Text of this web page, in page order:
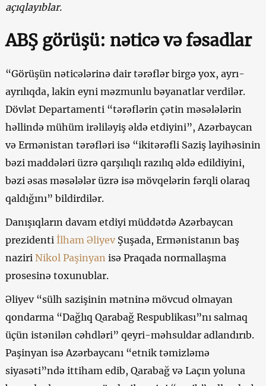
açıqlayıblar.
ABŞ görüşü: nəticə və fəsadlar
“Görüşün nəticələrinə dair tərəflər birgə yox, ayrı-
ayrılıqda, lakin eyni məzmunlu bəyanatlar verdilər.
Dövlət Departamenti “tərəflərin çətin məsələlərin
həllində mühüm irəliləyiş əldə etdiyini”, Azərbaycan
və Ermənistan tərəfləri isə “ikitərəfli Saziş layihəsinin
bəzi maddələri üzrə qarşılıqlı razılıq əldə edildiyini,
bəzi əsas məsələlər üzrə isə mövqelərin fərqli olaraq
qaldığını” bildirdilər.
Danışıqların davam etdiyi müddətdə Azərbaycan
prezidenti İlham ƏliyevŞuşada, Ermənistanın baş
naziri Nikol Paşinyan isə Praqada normallaşma
prosesinə toxunublar.
Əliyev “sülh sazişinin mətninə mövcud olmayan
qondarma “Dağlıq Qarabağ Respublikası”nı salmaq
üçün istənilən cəhdləri” qeyri-məhsuldar adlandırıb.
Paşinyan isə Azərbaycanı “etnik təmizləmə
siyasəti”ndə ittiham edib, Qarabağ və Laçın yoluna